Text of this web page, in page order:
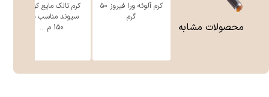
محصولات مشابه
کرم آلوئه ورا فیروز ۵۰
گرم
کرم تالک مایع کودک
سیوند مناسب بدن
150 م ...